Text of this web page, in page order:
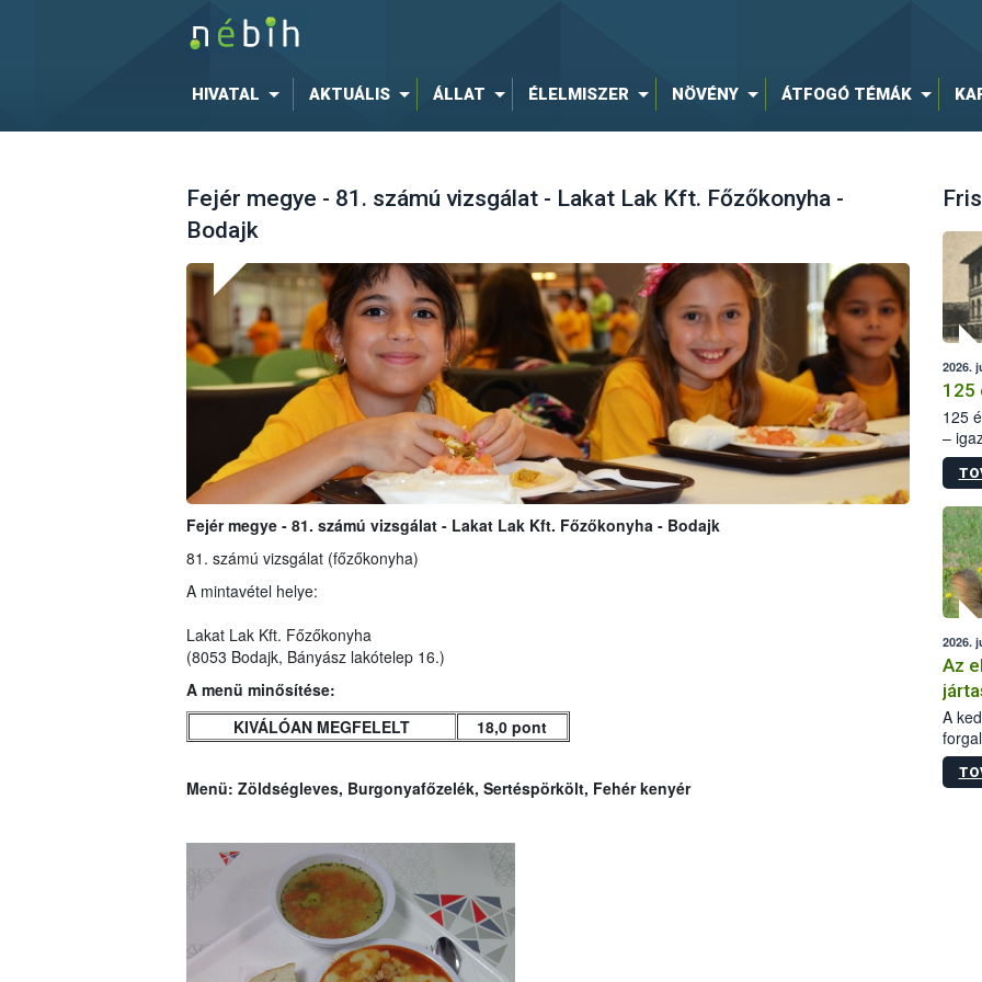
HIVATAL AKTUÁLIS ÁLLAT ÉLELMISZER NÖVÉNY ÁTFOGÓ TÉMÁK
Fejér megye - 81. számú vizsgálat - Lakat Lak Kft. Főzőkonyha -
Bodajk
Fejér megye - 81. számú vizsgálat - Lakat Lak Kft. Főzőkonyha - Bodajk
81. számú vizsgálat (főzőkonyha)
A mintavétel helye:
Lakat Lak Kft. Főzőkonyha
(8053 Bodajk, Bányász lakótelep 16.)
A menü minősítése:
KIVÁLÓAN MEGFELELT
18,0 pont
Menü: Zöldségleves, Burgonyafőzelék, Sertéspörkölt, Fehér kenyér
2026.
125
125
–
15.
2026.
Az
A